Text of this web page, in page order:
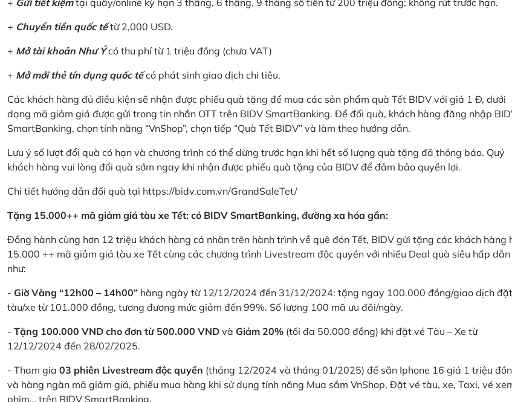
+ Chuyển tiền quốc tếtừ 2,000 USD.
+ Mở tài khoản Như Ýcó thu phí từ 1 triệu đồng (chưa VAT)
+ Mở mới thẻ tín dụng quốc tếcó phát sinh giao dịch chi tiêu.
Các khách hàng đủ điều kiện sẽ nhận được phiếu quà tặng để mua các sản phẩm quà Tết BIDV với giá 1 Đ, dưới
dạng mã giảm giá được gửi trong tin nhắn OTT trên BIDV SmartBanking. Để đối quà, khách hàng đăng nhập
SmartBanking, chọn tính năng “VnShop”, chọn tiếp “Quà Tết BIDV” và làm theo hướng dẫn.
Lưu ý số lượt đổi quà có hạn và chương trình có thể dừng trước hạn khi hết số lượng quà tặng đã thông báo. Quý
khách hàng vui lòng đổi quà sớm ngay khi nhận được phiếu quà tặng của BIDV để đảm bảo quyền lợi.
Chi tiết hướng dẫn đổi quà tại https://bidv.com.vn/GrandSaleTet/
Tặng 15.000++ mã giảm giá tàu xe Tết: có BIDV SmartBanking, đường xa hóa gần:
Đồng hành cùng hơn 12 triệu khách hàng cá nhân trên hành trình về quê đón Tết, BIDV gửi tặng các khách hàng
15.000 ++ mã giảm giá tàu xe Tết cùng các chương trình Livestream độc quyền với nhiều Deal quà siêu hấp dẫn
như:
- Giờ Vàng “12h00 – 14h00” hàng ngày từ 12/12/2024 đến 31/12/2024: tặng ngay 100.000 đồng/giao dịch
tàu/xe từ 101.000 đồng, tương đương mức giảm đến 99%. Số lượng 100 mã ưu đãi/ngày.
- Tặng 100.000 VND cho đơn từ 500.000 VND và Giảm 20% (tối đa 50.000 đồng) khi đặt vé Tàu – Xe từ
12/12/2024 đến 28/02/2025.
- Tham gia 03 phiên Livestream độc quyền (tháng 12/2024 và tháng 01/2025) để săn Iphone 16 giá 1 triệu
và hàng ngàn mã giảm giá, phiếu mua hàng khi sử dụng tính năng Mua sắm VnShop, Đặt vé tàu, xe, Taxi, vé
phim… trên BIDV SmartBanking.